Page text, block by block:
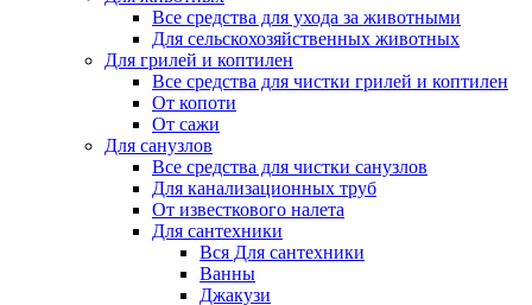
Все средства для ухода за животными
Для сельскохозяйственных животных
Для грилей и коптилен
Все средства для чистки грилей и коптилен
От копоти
От сажи
Для санузлов
Все средства для чистки санузлов
Для канализационных труб
От известкового налета
Для сантехники
Вся Для сантехники
Ванны
Джакузи